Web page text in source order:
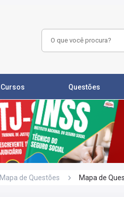
Cursos Questões
Mapa de Questões Mapa de